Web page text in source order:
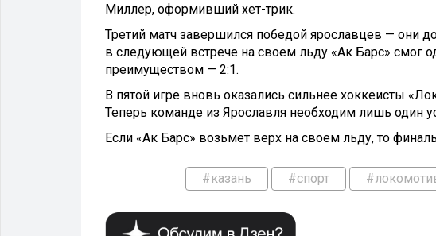
Миллер, оформивший хет-трик.
Третий матч завершился победой ярославцев — они
в следующей встрече на своем льду «Ак Барс» смог
преимуществом — 2:1.
В пятой игре вновь оказались сильнее хоккеисты
Теперь команде из Ярославля необходим лишь один
Если «Ак Барс» возьмет верх на своем льду, то
#казань #спорт